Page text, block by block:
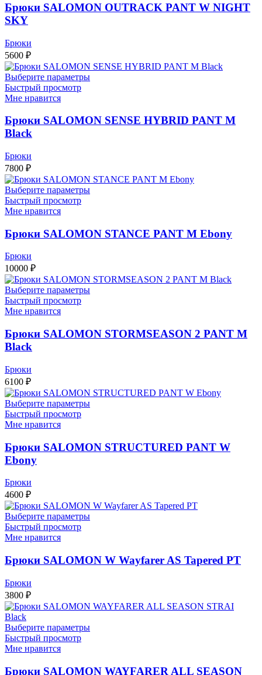
Брюки SALOMON OUTRACK PANT W NIGHT
SKY
Брюки
5600 ₽
Выберите параметры
Быстрый просмотр
Мне нравится
Брюки SALOMON SENSE HYBRID PANT M
Black
Брюки
7800 ₽
Выберите параметры
Быстрый просмотр
Мне нравится
Брюки SALOMON STANCE PANT M Ebony
Брюки
10000 ₽
Выберите параметры
Быстрый просмотр
Мне нравится
Брюки SALOMON STORMSEASON 2 PANT M
Black
Брюки
6100 ₽
Выберите параметры
Быстрый просмотр
Мне нравится
Брюки SALOMON STRUCTURED PANT W
Ebony
Брюки
4600 ₽
Выберите параметры
Быстрый просмотр
Мне нравится
Брюки SALOMON W Wayfarer AS Tapered PT
Брюки
3800 ₽
Выберите параметры
Быстрый просмотр
Мне нравится
Брюки SALOMON WAYFARER ALL SEASON